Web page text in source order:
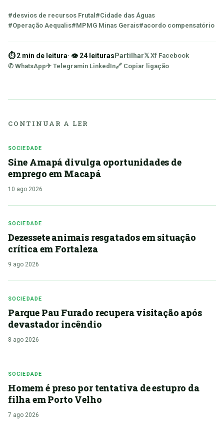
#desvios de recursos Frutal #Cidade das Águas
#Operação Aequalis#MPMG Minas Gerais#acordo compensatório
⏱ 2 min de leitura· 👁 24 leituras Partilhar𝕏 Xf Facebook
✆ WhatsApp✈ Telegramin LinkedIn🔗 Copiar ligação
CONTINUAR A LER
SOCIEDADE
Sine Amapá divulga oportunidades de
emprego em Macapá
10 ago 2026
SOCIEDADE
Dezessete animais resgatados em situação
crítica em Fortaleza
9 ago 2026
SOCIEDADE
Parque Pau Furado recupera visitação após
devastador incêndio
8 ago 2026
SOCIEDADE
Homem é preso por tentativa de estupro da
filha em Porto Velho
7 ago 2026